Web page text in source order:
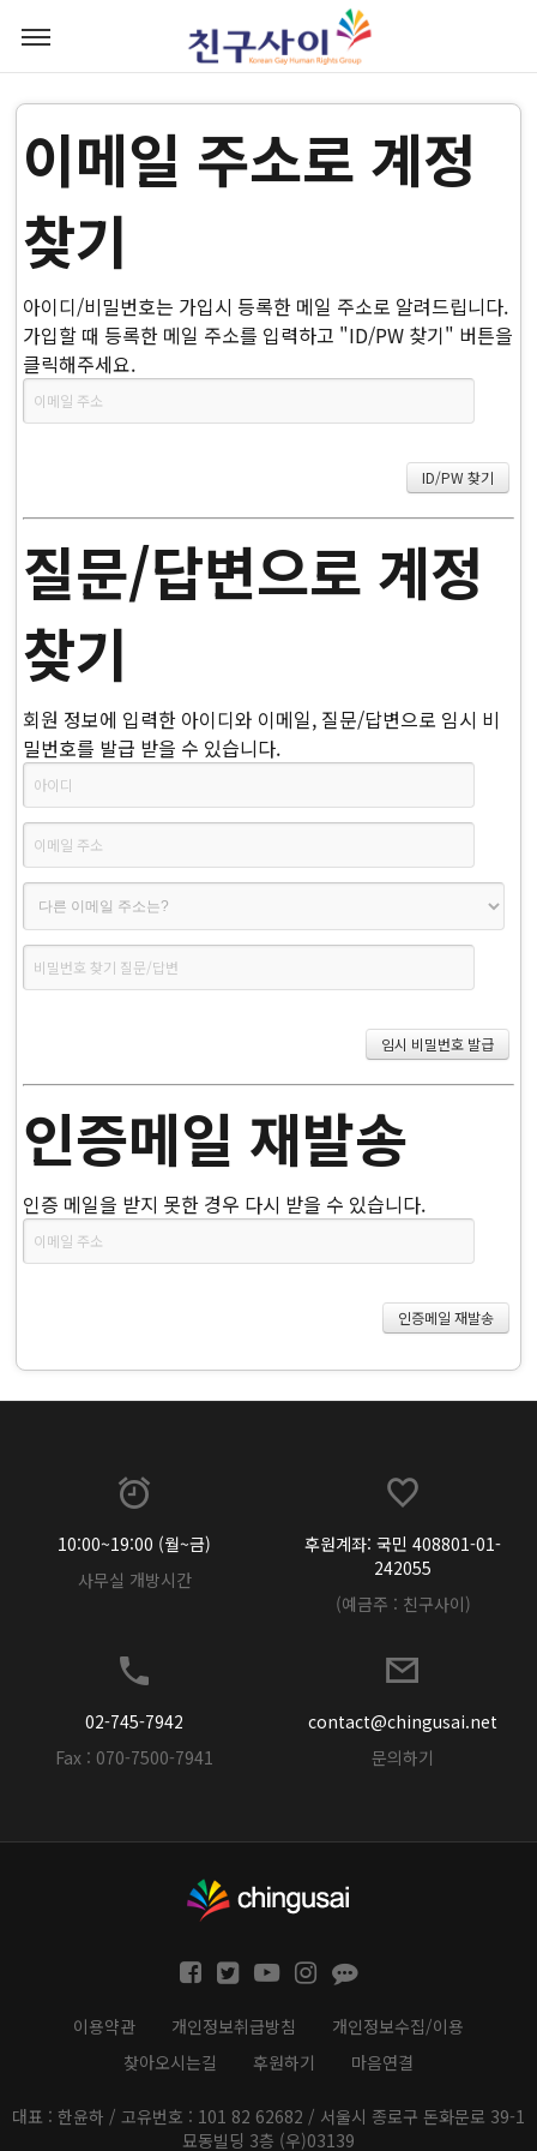
이메일 주소로 계정
찾기
아이디/비밀번호는 가입시 등록한 메일 주소로 알려드립니다.
가입할 때 등록한 메일 주소를 입력하고 "ID/PW 찾기" 버튼을
클릭해주세요.
질문/답변으로 계정
찾기
회원 정보에 입력한 아이디와 이메일, 질문/답변으로 임시 비
밀번호를 발급 받을 수 있습니다.
인증메일 재발송
인증 메일을 받지 못한 경우 다시 받을 수 있습니다.
10:00~19:00 (월~금)
사무실 개방시간
후원계좌: 국민 408801-01-
242055
(예금주 : 친구사이)
02-745-7942
Fax : 070-7500-7941
contact@chingusai.net
문의하기
이용약관 개인정보취급방침
개인정보수집/이용
찾아오시는길
후원하기 마음연결
대표 : 한윤하 / 고유번호 : 101 82 62682 / 서울시 종로구 돈화문로 39-1
묘동빌딩 3층 (우)03139